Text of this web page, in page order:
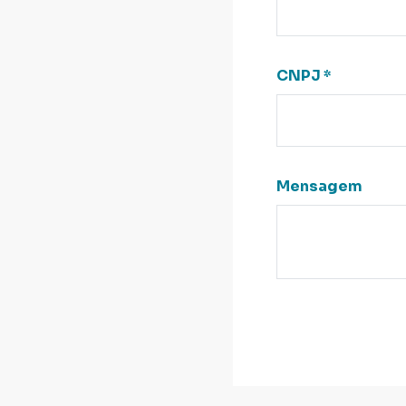
CNPJ*
Mensagem